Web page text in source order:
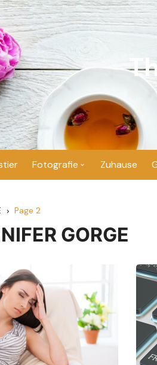
Fotografie Zuhause
Page 2
GORGE